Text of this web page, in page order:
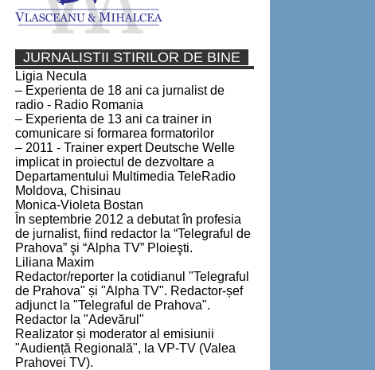
JURNALISTII STIRILOR DE BINE
Ligia Necula
– Experienta de 18 ani ca jurnalist de
radio - Radio Romania
– Experienta de 13 ani ca trainer in
comunicare si formarea formatorilor
– 2011 - Trainer expert Deutsche Welle
implicat in proiectul de dezvoltare a
Departamentului Multimedia TeleRadio
Moldova, Chisinau
Monica-Violeta Bostan
În septembrie 2012 a debutat în profesia
de jurnalist, fiind redactor la “Telegraful de
Prahova” şi “Alpha TV” Ploieşti.
Liliana Maxim
Redactor/reporter la cotidianul "Telegraful
de Prahova" și "Alpha TV". Redactor-șef
adjunct la "Telegraful de Prahova".
Redactor la "Adevărul"
Realizator și moderator al emisiunii
"Audiență Regională", la VP-TV (Valea
Prahovei TV).